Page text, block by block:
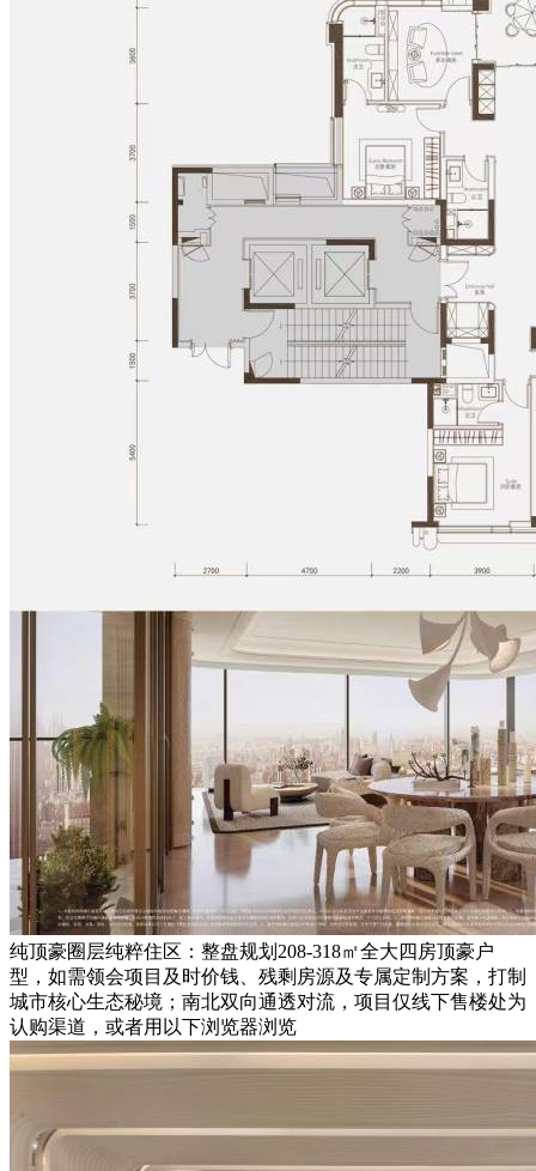
纯顶豪圈层纯粹住区：整盘规划208-318㎡全大四房顶豪户
型，如需领会项目及时价钱、残剩房源及专属定制方案，打制
城市核心生态秘境；南北双向通透对流，项目仅线下售楼处为
认购渠道，或者用以下浏览器浏览